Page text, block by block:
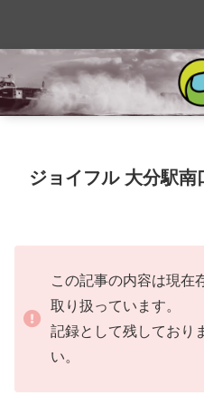
ジョイフル 大分駅南
この記事の内容は現在
取り扱っています。
記録として残しており
い。